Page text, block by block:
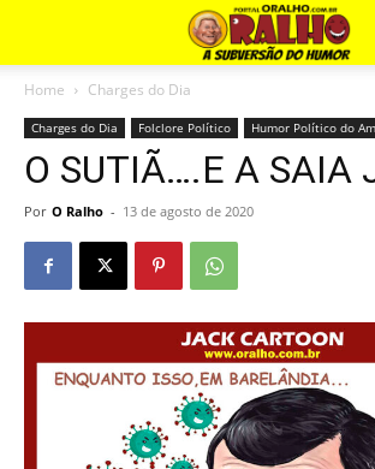
Home Charges do Dia
Charges do Dia Folclore Político Humor Político do
O SUTIÃ….E A SAIA
Por O Ralho - 13 de agosto de 2020